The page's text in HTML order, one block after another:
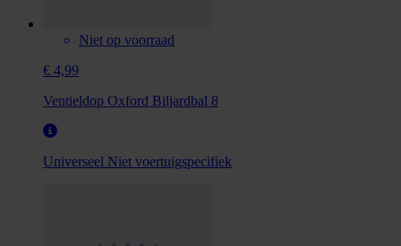
Niet op voorraad
€ 4,99
Ventieldop Oxford Biljardbal 8
Universeel Niet voertuigspecifiek